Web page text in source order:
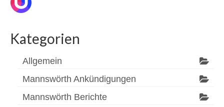
Kategorien
Allgemein
Mannswörth Ankündigungen
Mannswörth Berichte